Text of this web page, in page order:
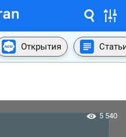
Открытия
5 540